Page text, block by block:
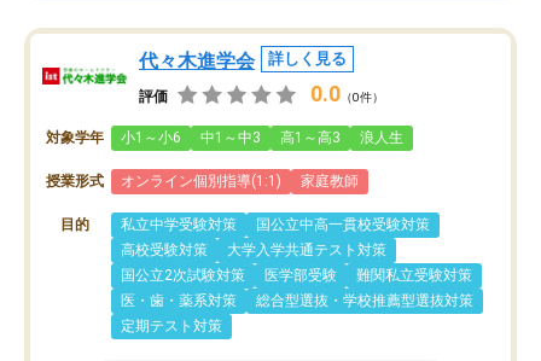
代々木進学会 詳しく見る
評価 0.0 （0件）
対象学年 小1～小6 中1～中3 高1～高3 浪人生
授業形式 オンライン個別指導(1:1) 家庭教師
目的 私立中学受験対策
国公立中高一貫校受験対策
高校受験対策
大学入学共通テスト対策
国公立2次試験対策
医学部受験
難関私立受験対策
医・歯・薬系対策
総合型選抜・学校推薦型選抜対策
定期テスト対策